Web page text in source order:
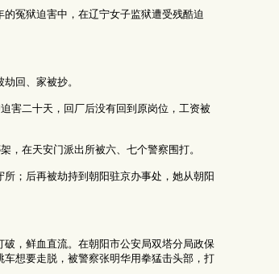
冤狱迫害中，在辽宁女子监狱遭受残酷迫
回、家被抄。
害二十天，回厂后没有回到原岗位，工资被
，在天安门派出所被六、七个警察围打。
所；后再被劫持到朝阳驻京办事处，她从朝阳
，鲜血直流。在朝阳市公安局双塔分局政保
车想要走脱，被警察张明华用拳猛击头部，打